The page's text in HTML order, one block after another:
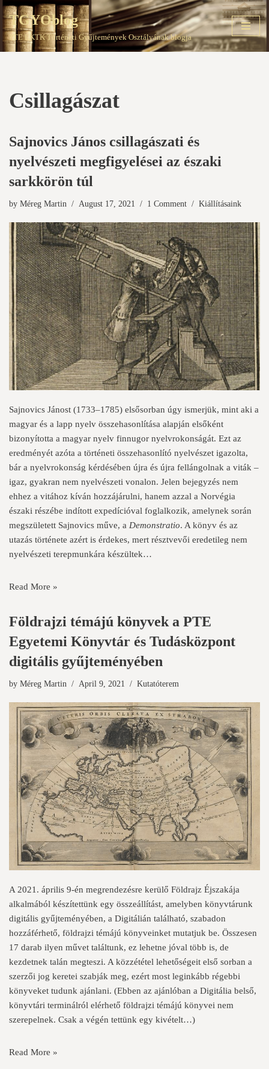
Skip
to
TGYOblog
PTE EKTK Történeti Gyűjtemények Osztályának blogja
Csillagászat
Sajnovics János csillagászati és
nyelvészeti megfigyelései az északi
sarkkörön túl
by Méreg Martin August 17, 2021 1 Comment Kiállításaink
Sajnovics Jánost (1733–1785) elsősorban úgy ismerjük, mint aki a
magyar és a lapp nyelv összehasonlítása alapján elsőként
bizonyította a magyar nyelv finnugor nyelvrokonságát. Ezt az
eredményét azóta a történeti összehasonlító nyelvészet igazolta,
bár a nyelvrokonság kérdésében újra és újra fellángolnak a viták –
igaz, gyakran nem nyelvészeti vonalon. Jelen bejegyzés nem
ehhez a vitához kíván hozzájárulni, hanem azzal a Norvégia
északi részébe indított expedícióval foglalkozik, amelynek során
megszületett Sajnovics műve, a Demonstratio. A könyv és az
utazás története azért is érdekes, mert résztvevői eredetileg nem
nyelvészeti terepmunkára készültek…
Read More »
Földrajzi témájú könyvek a PTE
Egyetemi Könyvtár és Tudásközpont
digitális gyűjteményében
by Méreg Martin April 9, 2021 Kutatóterem
A 2021. április 9-én megrendezésre kerülő Földrajz Éjszakája
alkalmából készítettünk egy összeállítást, amelyben könyvtárunk
digitális gyűjteményében, a Digitálián található, szabadon
hozzáférhető, földrajzi témájú könyveinket mutatjuk be. Összesen
17 darab ilyen művet találtunk, ez lehetne jóval több is, de
kezdetnek talán megteszi. A közzététel lehetőségeit első sorban a
szerzői jog keretei szabják meg, ezért most leginkább régebbi
könyveket tudunk ajánlani. (Ebben az ajánlóban a Digitália belső,
könyvtári terminálról elérhető földrajzi témájú könyvei nem
szerepelnek. Csak a végén tettünk egy kivételt…)
Read More »